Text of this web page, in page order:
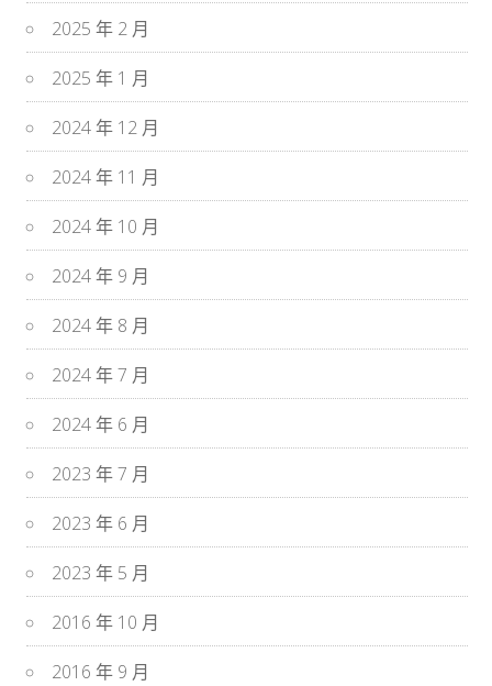
2025 年 2 月
2025 年 1 月
2024 年 12 月
2024 年 11 月
2024 年 10 月
2024 年 9 月
2024 年 8 月
2024 年 7 月
2024 年 6 月
2023 年 7 月
2023 年 6 月
2023 年 5 月
2016 年 10 月
2016 年 9 月